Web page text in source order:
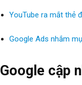
YouTube ra mắt thẻ
Google Ads nhắm
Google cập